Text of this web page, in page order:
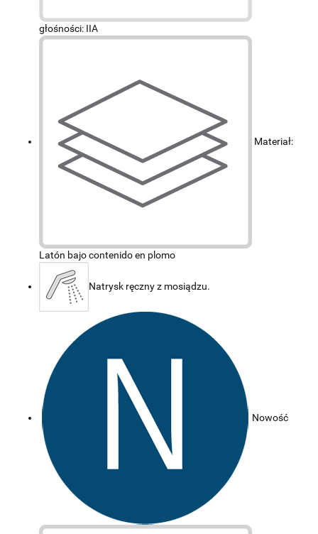
głośności: IIA
Materiał:
Latón bajo contenido en plomo
Natrysk ręczny z mosiądzu.
Nowość